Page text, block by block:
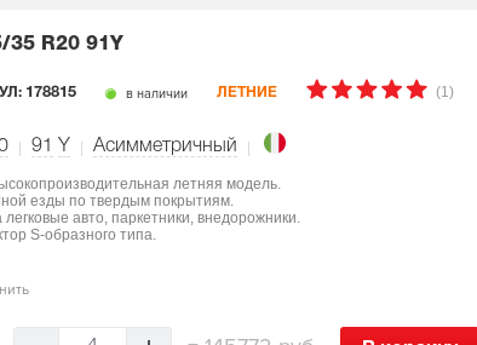
35 R20 91Y
178815 в наличии ЛЕТНИЕ (1)
91 Y Асимметричный
летняя модель.
езды по твердым покрытиям.
авто, паркетники, внедорожники.
S-образного типа.